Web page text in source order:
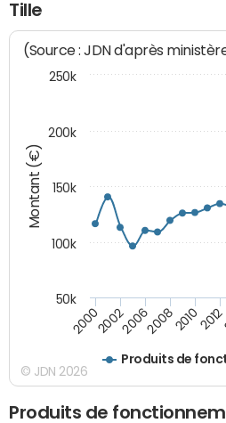
Tille
Montant (€)
(Source : JDN d'après
Produits de
200020022006200820102012
50k
100k
150k
200k
250k
© JDN 2026
Produits de